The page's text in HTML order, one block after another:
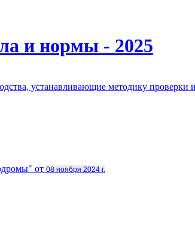
и нормы - 2025
устанавливающие методику
от 08 ноября 2024 г.